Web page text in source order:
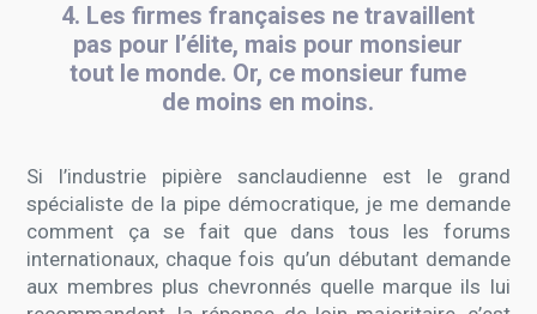
4. Les firmes françaises ne travaillent
pas pour l’élite, mais pour monsieur
tout le monde. Or, ce monsieur fume
de moins en moins.
Si l’industrie pipière sanclaudienne est le grand
spécialiste de la pipe démocratique, je me demande
comment ça se fait que dans tous les forums
internationaux, chaque fois qu’un débutant demande
aux membres plus chevronnés quelle marque ils lui